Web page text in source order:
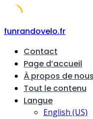
Skip
content
funrandovelo.fr
Contact
Page d’accueil
À propos de nous
Tout le contenu
Langue
English (US)